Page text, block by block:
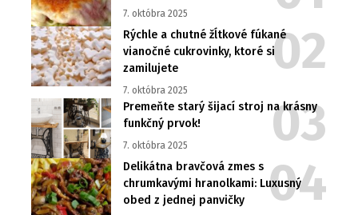
7. októbra 2025
Rýchle a chutné žĺtkové fúkané
vianočné cukrovinky, ktoré si
zamilujete
7. októbra 2025
Premeňte starý šijací stroj na krásny
funkčný prvok!
7. októbra 2025
Delikátna bravčová zmes s
chrumkavými hranolkami: Luxusný
obed z jednej panvičky